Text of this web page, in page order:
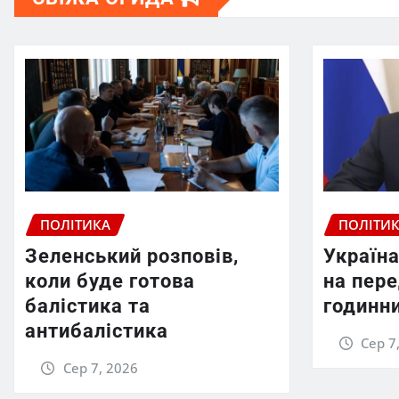
ПОЛІТИКА
Зеленський розповів,
коли буде готова
балістика та
антибалістика
Сер 7, 2026
на
Сер